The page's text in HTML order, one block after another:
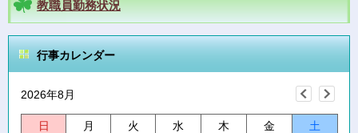
教職員勤務状況
行事カレンダー
2026年8月
日 月 火 水 木 金
土